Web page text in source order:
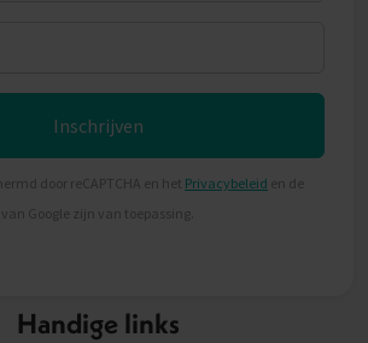
Inschrijven
door reCAPTCHA en het Privacybeleid en de
van Google zijn van toepassing.
Handige links